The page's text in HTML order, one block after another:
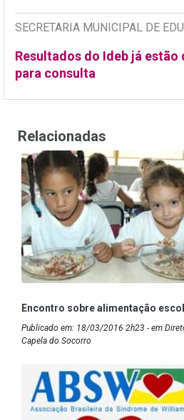
SECRETARIA MUNICIPAL DE
Resultados do Ideb já estão
para consulta
Relacionadas
Encontro sobre alimentação
Publicado em: 18/03/2016 2h23 - em
Capela do Socorro